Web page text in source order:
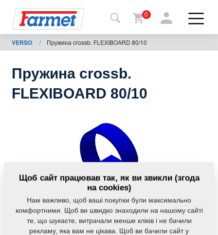
Назад
на
Магазин
Farmet
0
VERSO / Пружина crossb. FLEXIBOARD 80/10
Пружина crossb.
FLEXIBOARD 80/10
Щоб сайт працював так, як ви звикли (згода
на cookies)
Нам важливо, щоб ваші покупки були максимально
комфортними. Щоб ви швидко знаходили на нашому сайті
те, що шукаєте, витрачали менше кліків і не бачили
рекламу, яка вам не цікава. Щоб ви бачили сайт у